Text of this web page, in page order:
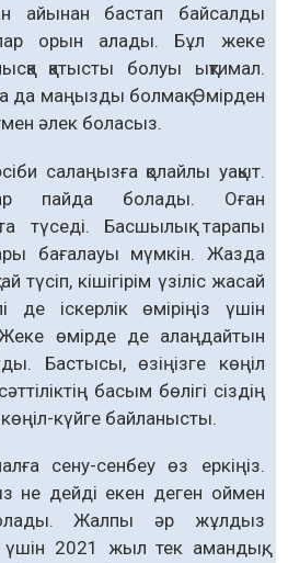
айынан бастап байсалды
орын алады. Бұл жеке
қатысты болуы ықтимал.
да маңызды болмақ. Өмірден
әлек боласыз.
салаңызға қолайлы уақыт.
пайда болады. Оған
түседі. Басшылық тарапы
бағалауы мүмкін. Жазда
түсіп, кішігірім үзіліс жасай
де іскерлік өміріңіз үшін
өмірде де алаңдайтын
Бастысы, өзіңізге көңіл
басым бөлігі сіздің
күйге байланысты.
сену-сенбеу өз еркіңіз.
не дейді екен деген оймен
Жалпы әр жұлдыз
үшін 2021 жыл тек амандық,